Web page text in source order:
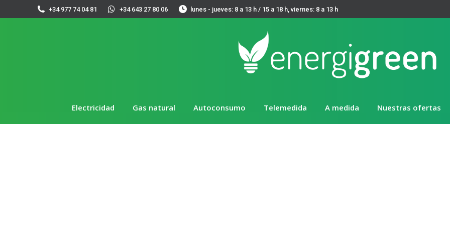
+34 977 74 04 81 +34 643 27 80 06 lunes - jueves: 8 a 13 h / 15 a 18 h, viernes: 8 a 13 h
Electricidad Gas natural Autoconsumo Telemedida A medida Nuestras ofertas